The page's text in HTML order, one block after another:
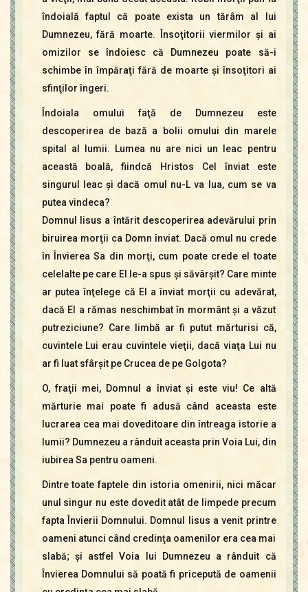
îndoială faptul că poate exista un tărâm al lui
Dumnezeu, fără moarte. Însoţitorii viermilor şi ai
omizilor se îndoiesc că Dumnezeu poate să-i
schimbe în împăraţi fără de moarte şi însoţitori ai
sfinţilor îngeri.
Îndoiala omului faţă de Dumnezeu este
descoperirea de bază a bolii omului din marele
spital al lumii. Lumea nu are nici un leac pentru
această boală, fiindcă Hristos Cel înviat este
singurul leac şi dacă omul nu-L va lua, cum se va
putea vindeca?
Domnul Iisus a întărit descoperirea adevărului prin
biruirea morţii ca Domn înviat. Dacă omul nu crede
în Învierea Sa din morţi, cum poate crede el toate
celelalte pe care El le-a spus şi săvârşit? Care minte
ar putea înţelege că El a înviat morţii cu adevărat,
dacă El a rămas neschimbat în mormânt şi a văzut
putreziciune? Care limbă ar fi putut mărturisi că,
cuvintele Lui erau cuvintele vieţii, dacă viaţa Lui nu
ar fi luat sfârşit pe Crucea de pe Golgota?
O, fraţii mei, Domnul a înviat şi este viu! Ce altă
mărturie mai poate fi adusă când aceasta este
lucrarea cea mai doveditoare din întreaga istorie a
lumii? Dumnezeu a rânduit aceasta prin Voia Lui, din
iubirea Sa pentru oameni.
Dintre toate faptele din istoria omenirii, nici măcar
unul singur nu este dovedit atât de limpede precum
fapta Învierii Domnului. Domnul Iisus a venit printre
oameni atunci când credinţa oamenilor era cea mai
slabă; şi astfel Voia lui Dumnezeu a rânduit că
Învierea Domnului să poată fi pricepută de oamenii